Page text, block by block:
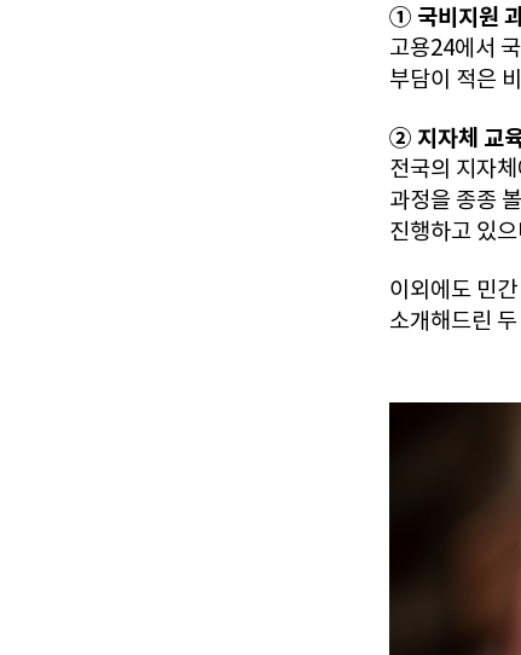
① 국비지원
고용24에서
부담이 적은
② 지자체 교
전국의 지자
과정을 종종
진행하고 있
이외에도 민
소개해드린